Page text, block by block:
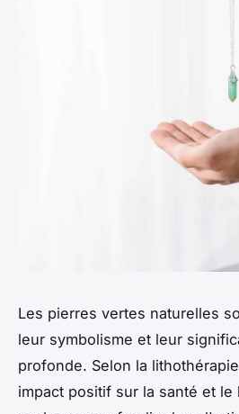
Les pierres vertes naturelles
leur symbolisme et leur
profonde. Selon la
impact positif sur la santé et